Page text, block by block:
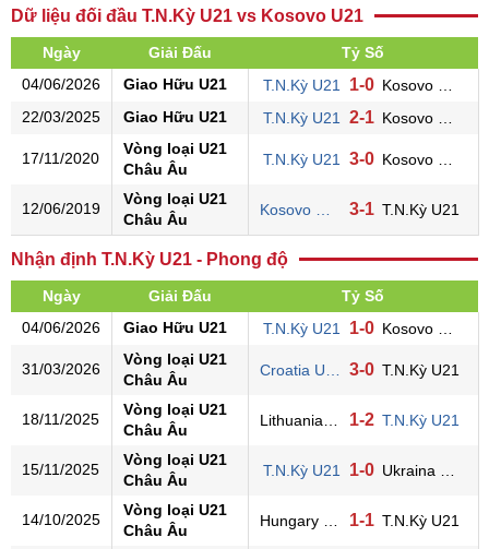
Dữ liệu đối đầu T.N.Kỳ U21 vs Kosovo U21
Ngày Giải Đấu
Tỷ Số
04/06/2026
Giao Hữu U21 T.N.Kỳ U21 1-0
22/03/2025
Giao Hữu U21 T.N.Kỳ U21 2-1
17/11/2020
Vòng loại U21
Châu Âu
T.N.Kỳ U21 3-0
12/06/2019
Vòng loại U21
Châu Âu
3-1 T.N.Kỳ U21
Nhận định T.N.Kỳ U21 - Phong độ
Ngày Giải Đấu
Tỷ Số
04/06/2026
Giao Hữu U21 T.N.Kỳ U21 1-0
31/03/2026
Vòng loại U21
Châu Âu
3-0 T.N.Kỳ U21
18/11/2025
Vòng loại U21
Châu Âu
1-2 T.N.Kỳ U21
15/11/2025
Vòng loại U21
Châu Âu
T.N.Kỳ U21 1-0
14/10/2025
Vòng loại U21
Châu Âu
1-1 T.N.Kỳ U21